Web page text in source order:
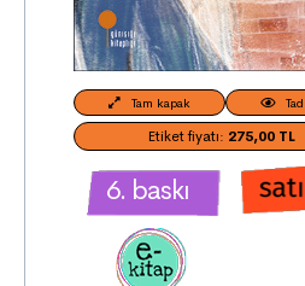
Tam kapak
Etiket fiyatı: 275,00 TL
6. baskı